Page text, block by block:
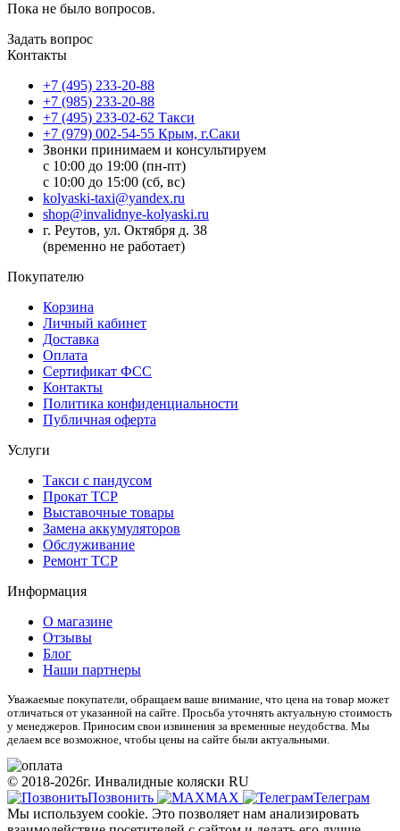
Пока не было вопросов.
Задать вопрос
Контакты
+7 (495) 233-20-88
+7 (985) 233-20-88
+7 (495) 233-02-62 Такси
+7 (979) 002-54-55 Крым, г.Саки
Звонки принимаем и консультируем
с 10:00 до 19:00 (пн-пт)
с 10:00 до 15:00 (сб, вс)
kolyaski-taxi@yandex.ru
shop@invalidnye-kolyaski.ru
г. Реутов, ул. Октября д. 38
(временно не работает)
Покупателю
Корзина
Личный кабинет
Доставка
Оплата
Сертификат ФСС
Контакты
Политика конфиденциальности
Публичная оферта
Услуги
Такси с пандусом
Прокат ТСР
Выставочные товары
Замена аккумуляторов
Обслуживание
Ремонт ТСР
Информация
О магазине
Отзывы
Блог
Наши партнеры
Уважаемые покупатели, обращаем ваше внимание, что цена на товар может
отличаться от указанной на сайте. Просьба уточнять актуальную стоимость
у менеджеров. Приносим свои извинения за временные неудобства. Мы
делаем все возможное, чтобы цены на сайте были актуальными.
© 2018-2026г. Инвалидные коляски RU
Позвонить
МАХ
Телеграм
Мы используем cookie. Это позволяет нам анализировать